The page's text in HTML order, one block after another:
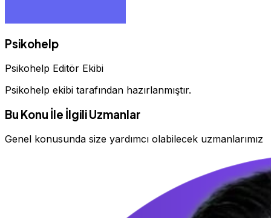
Psikohelp
Psikohelp Editör Ekibi
Psikohelp ekibi tarafından hazırlanmıştır.
Bu Konu İle İlgili Uzmanlar
Genel konusunda size yardımcı olabilecek uzmanlarımız